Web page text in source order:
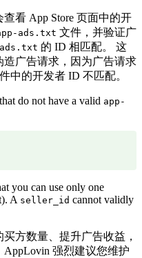
看 App Store 页面中的开
ads.txt 文件，并验证广
的 ID 相匹配。 这
广告请求，因为广告请求
中的开发者 ID 不匹配。
do not have a valid app-
you can use only one
A seller_id cannot validly
方数量、提升广告收益，
强烈建议您维护